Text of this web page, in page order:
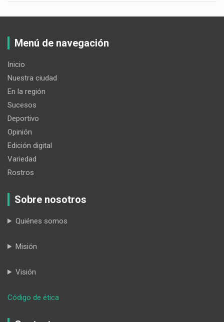
Menú de navegación
Inicio
Nuestra ciudad
En la región
Sucesos
Deportivo
Opinión
Edición digital
Variedad
Rostros
Sobre nosotros
Quiénes somos
Misión
Visión
Código de ética